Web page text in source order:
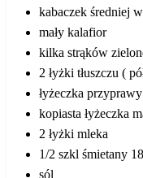
kabaczek średniej
mały kalafior
kilka strąków
2 łyżki tłuszczu (
łyżeczka
kopiasta łyżeczka
2 łyżki mleka
1/2 szkl śmietany
sól